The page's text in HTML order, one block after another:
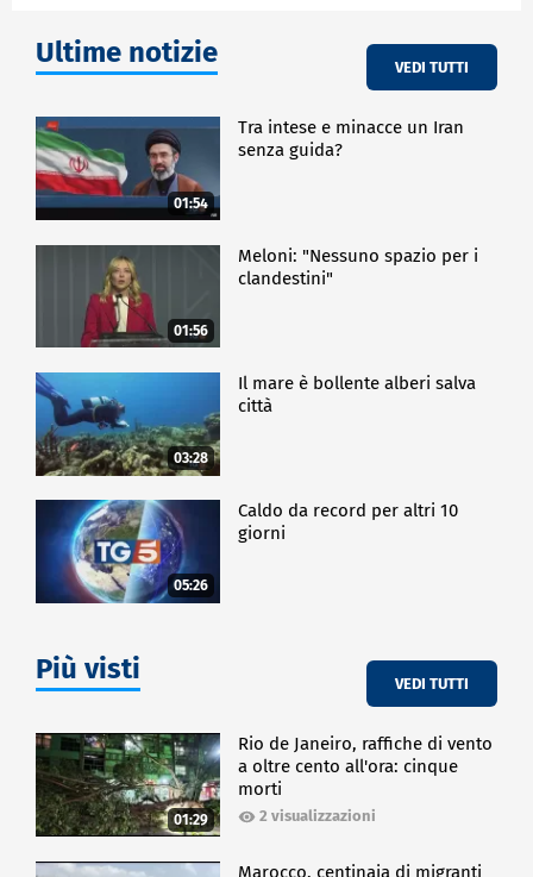
Ultime notizie VEDI TUTTI
01:54
Tra intese e minacce un Iran
senza guida?
01:56
Meloni: "Nessuno spazio per i
clandestini"
03:28
Il mare è bollente alberi salva
città
05:26
Caldo da record per altri 10
giorni
Più visti VEDI TUTTI
01:29
Rio de Janeiro, raffiche di vento
a oltre cento all'ora: cinque
morti
2 visualizzazioni
Marocco, centinaia di migranti